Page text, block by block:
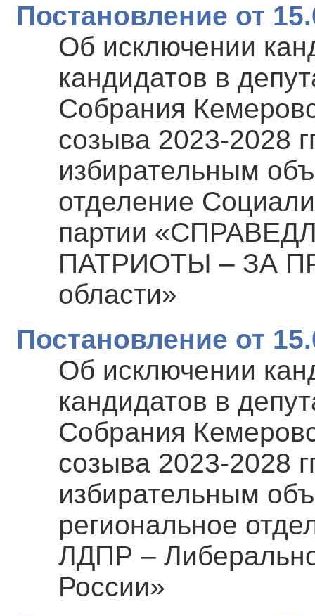
Постановление от
Об исключении
кандидатов в
Собрания
созыва 2023-2028
избирательным
отделение
партии
ПАТРИОТЫ – ЗА
области»
Постановление от
Об исключении
кандидатов в
Собрания
созыва 2023-2028
избирательным
региональное
ЛДПР –
России»